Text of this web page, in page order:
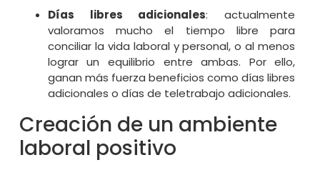
Días libres adicionales: actualmente
valoramos mucho el tiempo libre para
conciliar la vida laboral y personal, o al menos
lograr un equilibrio entre ambas. Por ello,
ganan más fuerza beneficios como días libres
adicionales o días de teletrabajo adicionales.
Creación de un ambiente
laboral positivo